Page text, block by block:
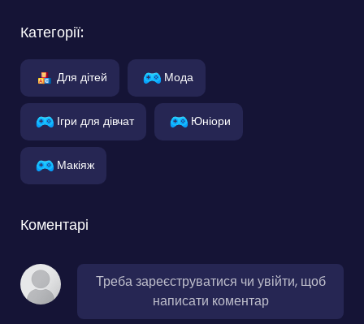
Категорії:
Для дітей Мода
Ігри для дівчат Юніори
Макіяж
Коментарі
Треба зареєструватися чи увійти, щоб
написати коментар